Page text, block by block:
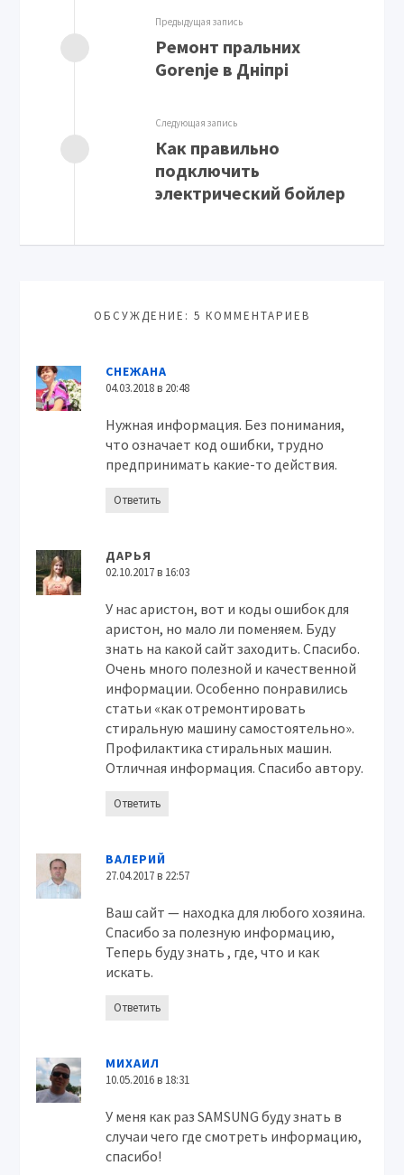
Предыдущая запись
Ремонт пральних
Gorenje в Дніпрі
Следующая запись
Как правильно
подключить
электрический бойлер
ОБСУЖДЕНИЕ: 5 КОММЕНТАРИЕВ
СНЕЖАНА
04.03.2018 в 20:48
Нужная информация. Без понимания,
что означает код ошибки, трудно
предпринимать какие-то действия.
Ответить
ДАРЬЯ
02.10.2017 в 16:03
У нас аристон, вот и коды ошибок для
аристон, но мало ли поменяем. Буду
знать на какой сайт заходить. Спасибо.
Очень много полезной и качественной
информации. Особенно понравились
статьи «как отремонтировать
стиральную машину самостоятельно».
Профилактика стиральных машин.
Отличная информация. Спасибо автору.
Ответить
ВАЛЕРИЙ
27.04.2017 в 22:57
Ваш сайт — находка для любого хозяина.
Спасибо за полезную информацию,
Теперь буду знать , где, что и как
искать.
Ответить
МИХАИЛ
10.05.2016 в 18:31
У меня как раз SAMSUNG буду знать в
случаи чего где смотреть информацию,
спасибо!